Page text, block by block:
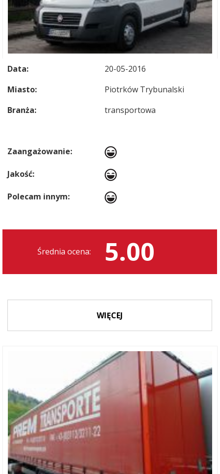
Data:
20-05-2016
Miasto:
Piotrków Trybunalski
Branża:
transportowa
Zaangażowanie:
Jakość:
Polecam innym:
Średnia ocena: 5.00
WIĘCEJ